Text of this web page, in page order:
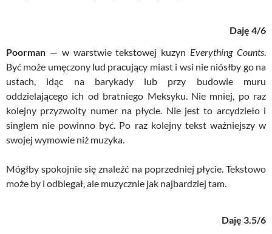
Daję 4/6
Poorman — w warstwie tekstowej kuzyn Everything Counts
Być może umęczony lud pracujący miast i wsi nie niósłby go na
ustach, idąc na barykady lub przy budowie muru
oddzielającego ich od bratniego Meksyku. Nie mniej, po raz
kolejny przyzwoity numer na płycie. Nie jest to arcydzieło i
singlem nie powinno być. Po raz kolejny tekst ważniejszy w
swojej wymowie niż muzyka.
Mógłby spokojnie się znaleźć na poprzedniej płycie. Tekstowo
może by i odbiegał, ale muzycznie jak najbardziej tam.
Daję 3.5/6